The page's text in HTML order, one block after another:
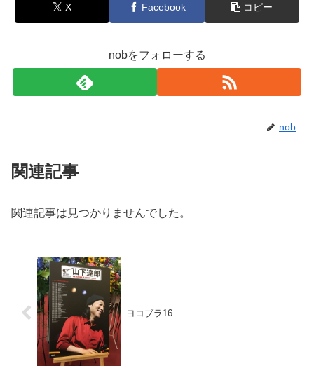
X Facebook コピー
nobをフォローする
nob
関連記事
関連記事は見つかりませんでした。
ヨコブラ16